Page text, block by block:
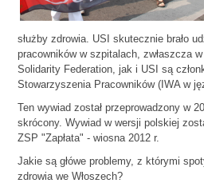
służby zdrowia. USI skutecznie brało
pracowników w szpitalach, zwłaszcza
Solidarity Federation, jak i USI są
Stowarzyszenia Pracowników (IWA w
Ten wywiad został przeprowadzony w
skrócony. Wywiad w wersji polskiej
ZSP "Zapłata" - wiosna 2012 r.
Jakie są główe problemy, z którymi
zdrowia we Włoszech?